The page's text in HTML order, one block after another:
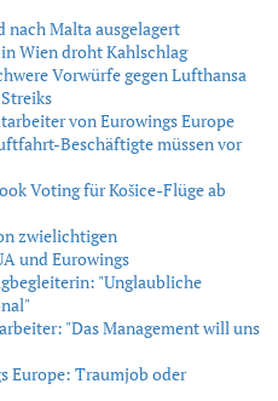
nach Malta ausgelagert
Wien droht Kahlschlag
Vorwürfe gegen Lufthansa
von Eurowings Europe
Beschäftigte müssen vor
Voting für Košice-Flüge ab
zwielichtigen
und Eurowings
"Unglaubliche
"Das Management will uns
Europe: Traumjob oder